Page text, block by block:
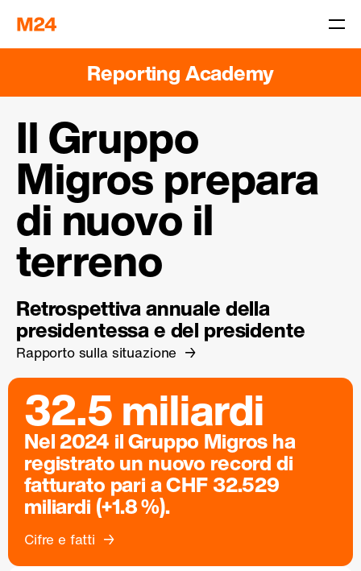
Reporting Academy
Il Gruppo
Migros prepara
di nuovo il
terreno
Retrospettiva annuale della
presidentessa e del presidente
Rapporto sulla situazione
32.5 miliardi
Nel 2024 il Gruppo Migros ha
registrato un nuovo record di
fatturato pari a CHF 32.529
miliardi (+1.8 %).
Cifre e fatti